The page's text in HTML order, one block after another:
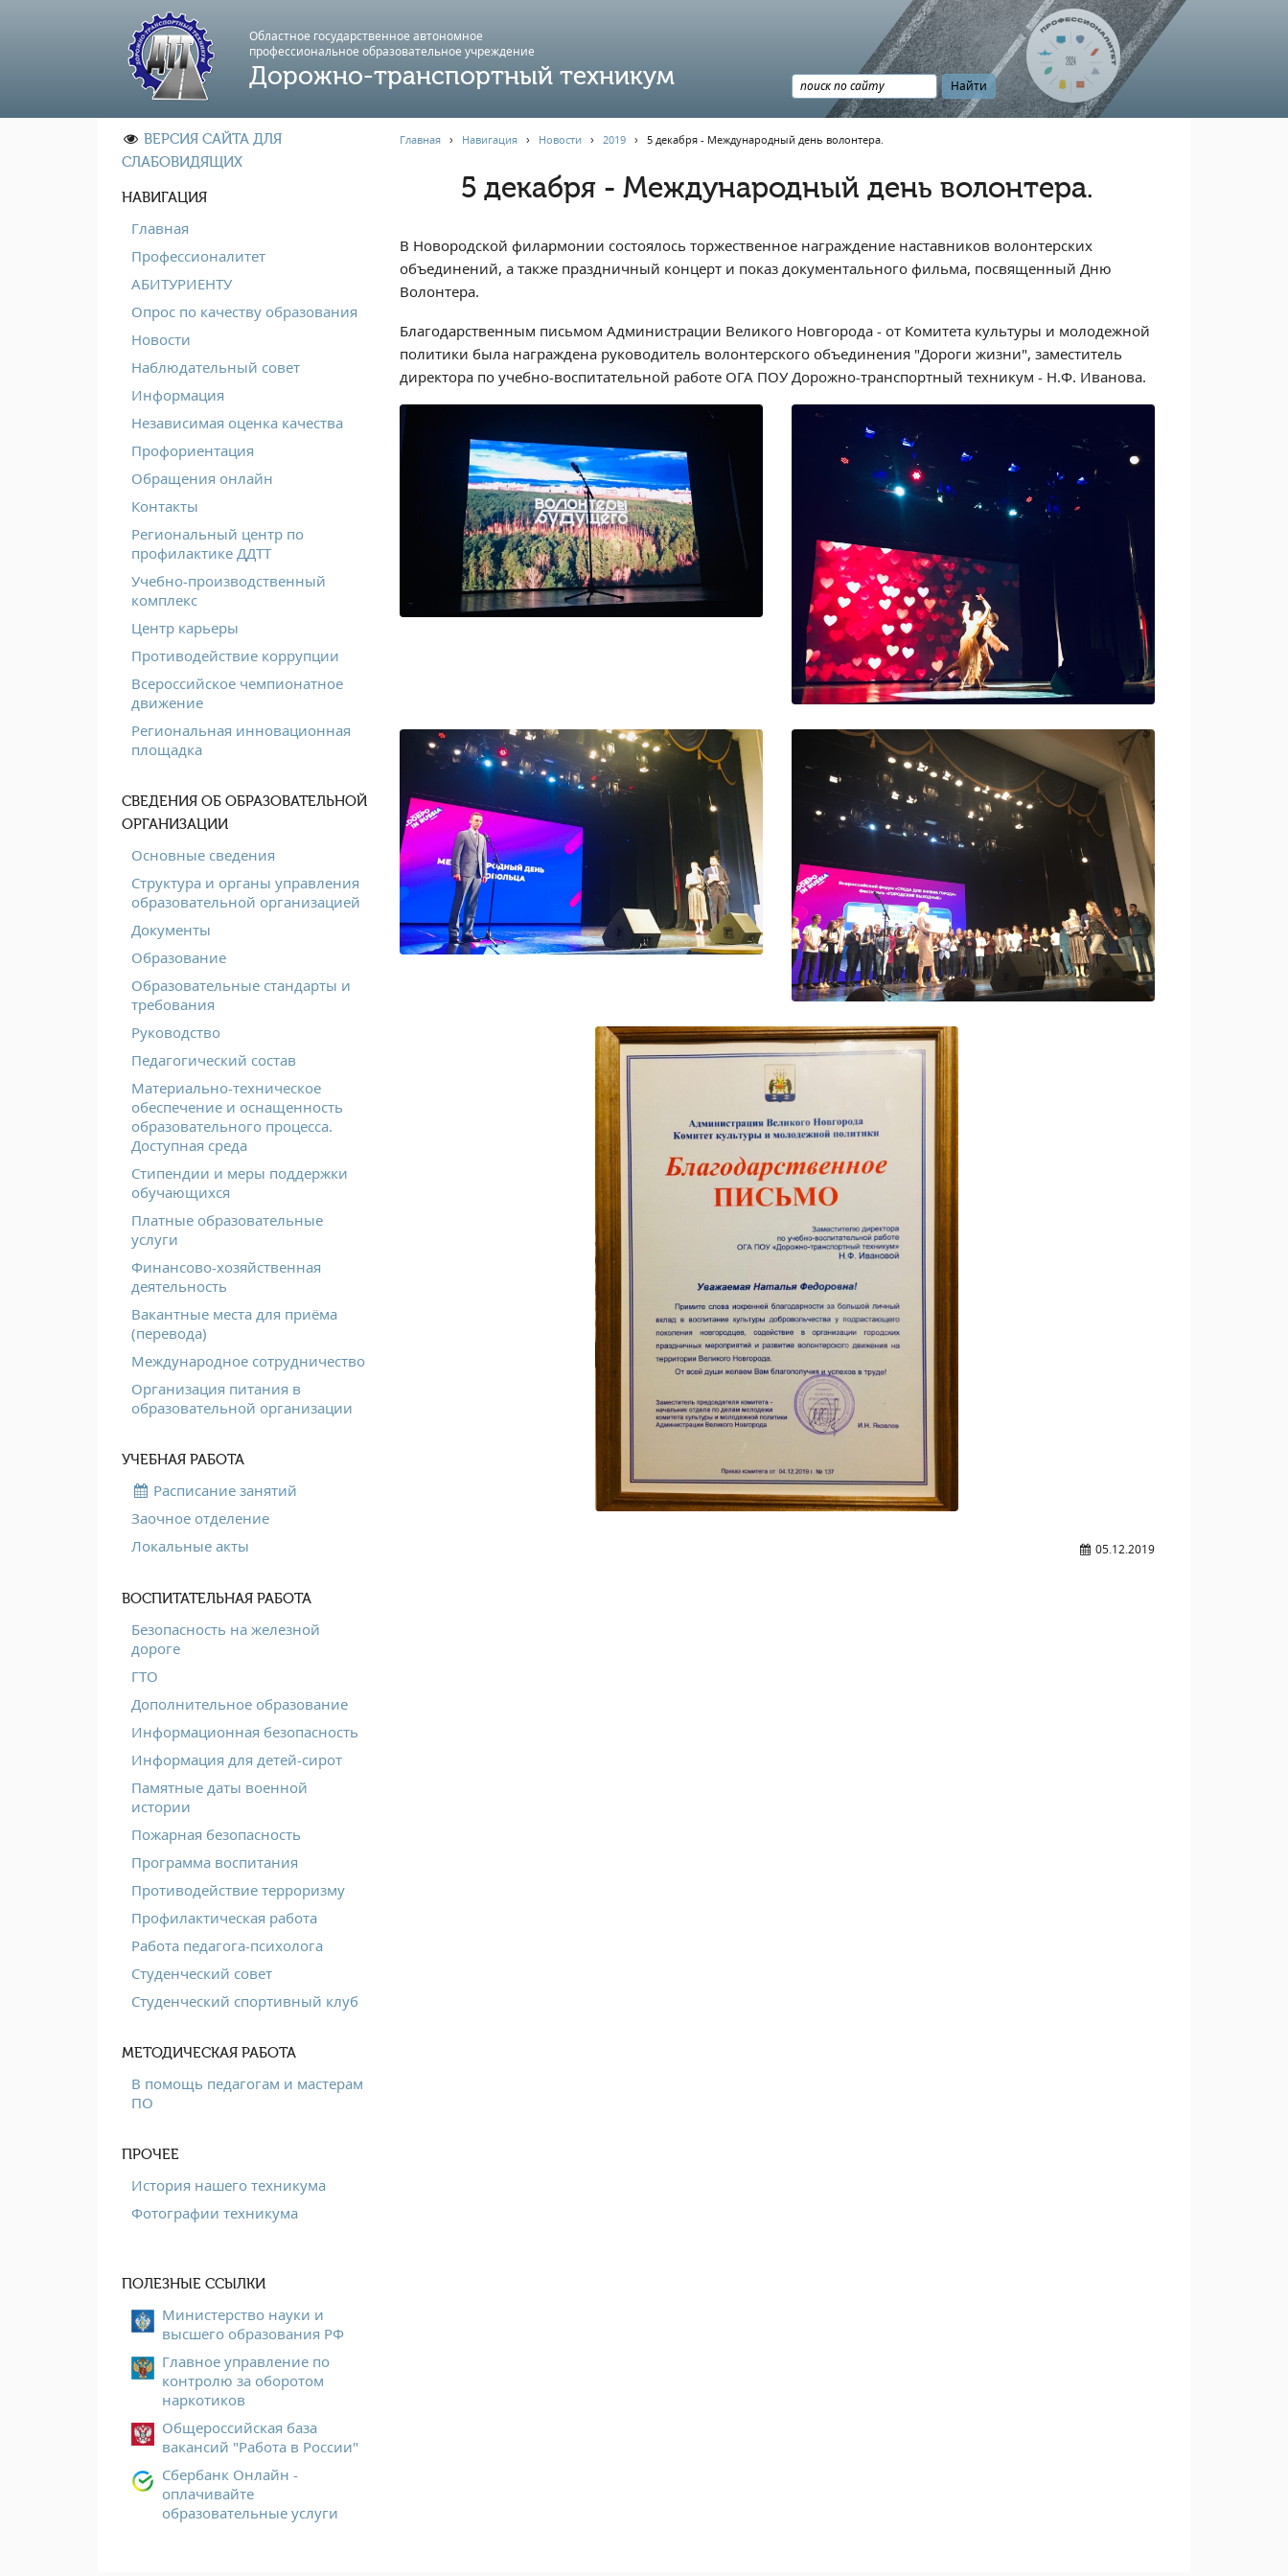
Областное государственное автономное
профессиональноe образовательное учреждение
Дорожно-транспортный техникум
ВЕРСИЯ САЙТА ДЛЯ
СЛАБОВИДЯЩИХ
НАВИГАЦИЯ
Главная
Профессионалитет
АБИТУРИЕНТУ
Опрос по качеству образования
Новости
Наблюдательный совет
Информация
Независимая оценка качества
Профориентация
Обращения онлайн
Контакты
Региональный центр по
профилактике ДДТТ
Учебно-производственный
комплекс
Центр карьеры
Противодействие коррупции
Всероссийское чемпионатное
движение
Региональная инновационная
площадка
СВЕДЕНИЯ ОБ ОБРАЗОВАТЕЛЬНОЙ
ОРГАНИЗАЦИИ
Основные сведения
Структура и органы управления
образовательной организацией
Документы
Образование
Образовательные стандарты и
требования
Руководство
Педагогический состав
Материально-техническое
обеспечение и оснащенность
образовательного процесса.
Доступная среда
Стипендии и меры поддержки
обучающихся
Платные образовательные
услуги
Финансово-хозяйственная
деятельность
Вакантные места для приёма
(перевода)
Международное сотрудничество
Организация питания в
образовательной организации
УЧЕБНАЯ РАБОТА
Расписание занятий
Заочное отделение
Локальные акты
ВОСПИТАТЕЛЬНАЯ РАБОТА
Безопасность на железной
дороге
ГТО
Дополнительное образование
Информационная безопасность
Информация для детей-сирот
Памятные даты военной
истории
Пожарная безопасность
Программа воспитания
Противодействие терроризму
Профилактическая работа
Работа педагога-психолога
Студенческий совет
Студенческий спортивный клуб
МЕТОДИЧЕСКАЯ РАБОТА
В помощь педагогам и мастерам
ПО
ПРОЧЕЕ
История нашего техникума
Фотографии техникума
ПОЛЕЗНЫЕ ССЫЛКИ
Министерство науки и
высшего образования РФ
Главное управление по
контролю за оборотом
наркотиков
Общероссийская база
вакансий "Работа в России"
Сбербанк Онлайн -
оплачивайте
образовательные услуги
Главная› Навигация› Новости › 2019› 5 декабря - Международный день волонтера.
5 декабря - Международный день волонтера.
В Новородской филармонии состоялось торжественное награждение наставников волонтерских
объединений, а также праздничный концерт и показ документального фильма, посвященный Дню
Волонтера.
Благодарственным письмом Администрации Великого Новгорода - от Комитета культуры и молодежной
политики была награждена руководитель волонтерского объединения "Дороги жизни", заместитель
директора по учебно-воспитательной работе ОГА ПОУ Дорожно-транспортный техникум - Н.Ф. Иванова.
05.12.2019